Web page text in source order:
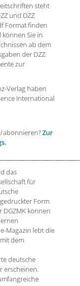
steht
und DZZ
Format finden
können Sie in
ab dem
der DZZ
zur
Verlag haben
International
abonnieren?Zur
das
für
Form
DGZMK können
Magazin lebt die
dem
deutsche
erscheinen.